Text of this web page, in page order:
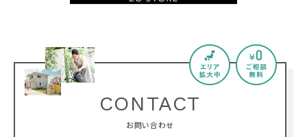
CONTACT
お問い合わせ